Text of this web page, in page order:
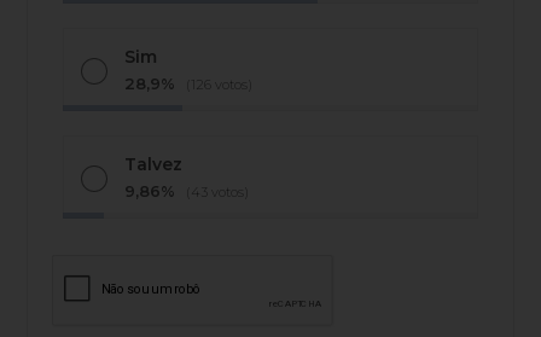
Sim
28,9% (126 votos)
Talvez
9,86% (43 votos)